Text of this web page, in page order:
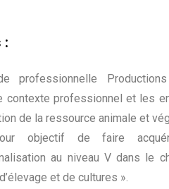
:
professionnelle
contexte professionnel et les
de la ressource animale et
objectif de faire
au niveau V dans le
et de cultures ».